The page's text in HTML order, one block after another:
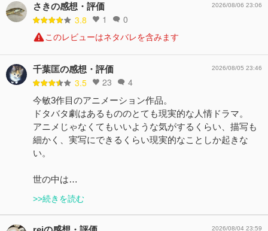
さきの感想・評価
3.8 1 0
2026/08/06 23:06
このレビューはネタバレを含みます
千葉匡の感想・評価
3.5 23 4
2026/08/05 23:46
今敏3作目のアニメーション作品。
ドタバタ劇はあるもののとても現実的な人情ドラマ。
アニメじゃなくてもいいような気がするくらい、描写も
細かく、実写にできるくらい現実的なことしか起きな
い。
世の中は…
>>続きを読む
2026/08/04 23:59